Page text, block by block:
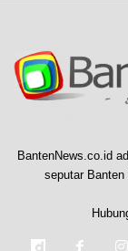
BantenNews.co.id
seputar